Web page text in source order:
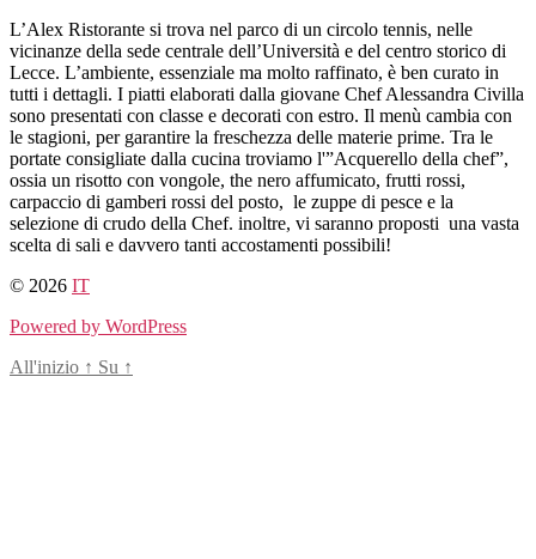
Salta
al
contenuto
L’Alex Ristorante si trova nel parco di un circolo tennis, nelle
vicinanze della sede centrale dell’Università e del centro storico di
Lecce. L’ambiente, essenziale ma molto raffinato, è ben curato in
tutti i dettagli. I piatti elaborati dalla giovane Chef Alessandra Civilla
sono presentati con classe e decorati con estro. Il menù cambia con
le stagioni, per garantire la freschezza delle materie prime. Tra le
portate consigliate dalla cucina troviamo l'”Acquerello della chef”,
ossia un risotto con vongole, the nero affumicato, frutti rossi,
carpaccio di gamberi rossi del posto, le zuppe di pesce e la
selezione di crudo della Chef. inoltre, vi saranno proposti una vasta
scelta di sali e davvero tanti accostamenti possibili!
© 2026 IT
Powered by WordPress
All'inizio ↑ Su ↑